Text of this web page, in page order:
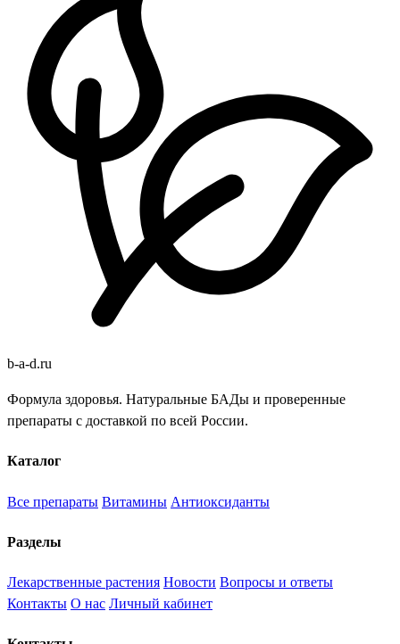
b-a-d.ru
Формула здоровья. Натуральные БАДы и проверенные
препараты с доставкой по всей России.
Каталог
Все препараты Витамины Антиоксиданты
Разделы
Лекарственные растения Новости Вопросы и ответы
Контакты О нас Личный кабинет